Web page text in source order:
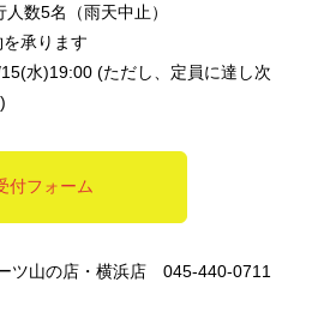
数5名（雨天中止）
承ります
水)19:00 (ただし、定員に達し次
付フォーム
ツ山の店・横浜店 045-440-0711